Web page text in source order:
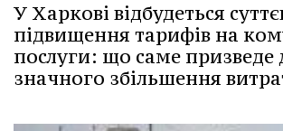
У Харкові відбудеться
підвищення тарифів на
послуги: що саме призведе
значного збільшення